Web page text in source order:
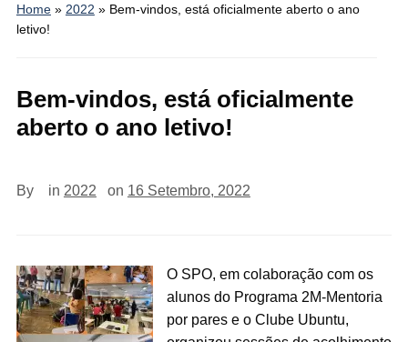
Home» 2022 » Bem-vindos, está oficialmente aberto o ano
letivo!
Bem-vindos, está oficialmente
aberto o ano letivo!
By in 2022 on 16 Setembro, 2022
O SPO, em colaboração com os
alunos do Programa 2M-Mentoria
por pares e o Clube Ubuntu,